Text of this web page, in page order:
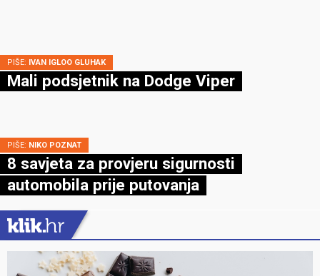
PIŠE: IVAN IGLOO GLUHAK
Mali podsjetnik na Dodge Viper
PIŠE: NIKO POZNAT
8 savjeta za provjeru sigurnosti
automobila prije putovanja